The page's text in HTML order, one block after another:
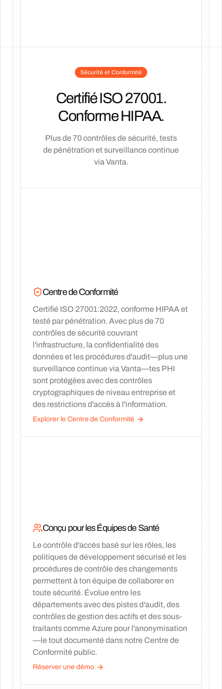
Sécurité et Conformité
Certifié ISO 27001.
Conforme HIPAA.
Plus de 70 contrôles de sécurité, tests
de pénétration et surveillance continue
via Vanta.
Centre de Conformité
Certifié ISO 27001:2022, conforme HIPAA et
testé par pénétration. Avec plus de 70
contrôles de sécurité couvrant
l'infrastructure, la confidentialité des
données et les procédures d'audit—plus une
surveillance continue via Vanta—tes PHI
sont protégées avec des contrôles
cryptographiques de niveau entreprise et
des restrictions d'accès à l'information.
Explorer le Centre de Conformité
Conçu pour les Équipes de Santé
Le contrôle d'accès basé sur les rôles, les
politiques de développement sécurisé et les
procédures de contrôle des changements
permettent à ton équipe de collaborer en
toute sécurité. Évolue entre les
départements avec des pistes d'audit, des
contrôles de gestion des actifs et des sous-
traitants comme Azure pour l'anonymisation
—le tout documenté dans notre Centre de
Conformité public.
Réserver une démo